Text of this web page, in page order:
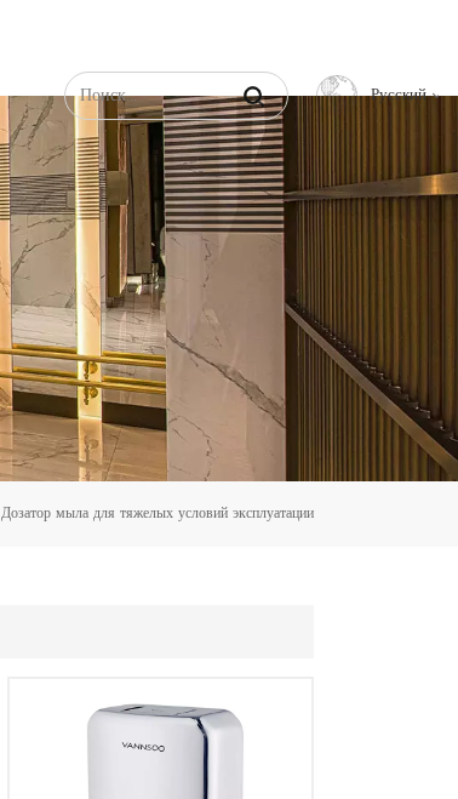
Русский
English
Русский
Español
中文
Дозатор мыла для тяжелых условий эксплуатации